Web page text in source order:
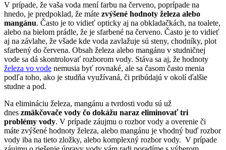
V prípade, že vaša voda mení farbu na červeno, poprípade na
hnedo, je predpoklad, že máte zvýšené hodnoty železa alebo
mangánu. Často je to vidieť opticky aj na obkladačkách, na toalete,
alebo na bielom prádle, že je sfarbené na červeno. Často je to vidieť
aj na závlahe, že všade kde voda zavlažuje sú steny, chodníky, plot
sfarbený do červena. Obsah železa alebo mangánu v studničnej
vode sa dá skontrolovať rozborom vody. Stáva sa aj, že hodnoty
železa vo vode nemusia byť rovnaké, ale sa časom často menia
podľa toho, ako je studňa využívaná, či pribúdajú v okolí ďalšie
studne a pod.
Na elimináciu železa, mangánu a tvrdosti vodu sú už
dnes zmäkčovače vody čo dokážu naraz eliminovať tri
problémy vody. V prípade záujmu o rozbor vody a overenie či
máte zvýšené hodnoty železa, alebo mangánu je vhodný buď rozbor
vody iba na tieto zložky, alebo komplexný rozbor vody. V prípade